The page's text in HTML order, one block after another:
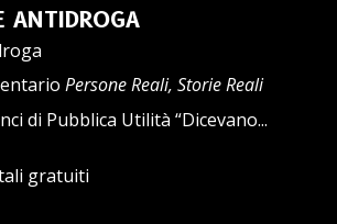
ANTIDROGA
Persone Reali, Storie Reali
di Pubblica Utilità “Dicevano...
gratuiti